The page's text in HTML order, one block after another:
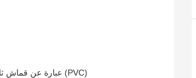
/ القماش PVC عبارة عن قماش ثلاثي الطبقات يتكون من قطعة قماش مغلفة بين ورقتين من فيلم البولي فينيل (PVC)